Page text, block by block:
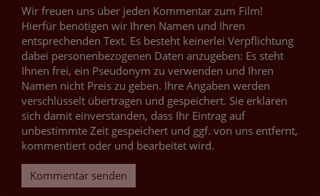
Wir freuen uns über jeden Kommentar zum Film!
Hierfür benötigen wir Ihren Namen und Ihren
entsprechenden Text. Es besteht keinerlei Verpflichtung
dabei personenbezogenen Daten anzugeben: Es steht
Ihnen frei, ein Pseudonym zu verwenden und Ihren
Namen nicht Preis zu geben. Ihre Angaben werden
verschlüsselt übertragen und gespeichert. Sie erklären
sich damit einverstanden, dass Ihr Eintrag auf
unbestimmte Zeit gespeichert und ggf. von uns entfernt,
kommentiert oder und bearbeitet wird.
Kommentar senden